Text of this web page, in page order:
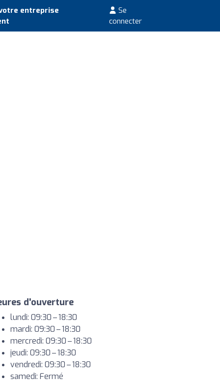
entreprise
Se
connecter
d'ouverture
lundi: 09:30 – 18:30
mardi: 09:30 – 18:30
mercredi: 09:30 – 18:30
jeudi: 09:30 – 18:30
vendredi: 09:30 – 18:30
samedi: Fermé